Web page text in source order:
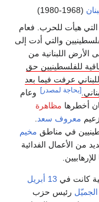
(1968-1980)
التي هيأت للحرب. فعام
والتي أدت إلى
الأرض اللبنانية من
للفلسطينيين حق
عرفت فيما بعد
[بحاجة لمصدر] وعام
مظاهرة
معروف سعد.
في مناطق مخيم
من الأعمال الفدائية
كانت في 13 أبريل
الجميّل رئيس حزب